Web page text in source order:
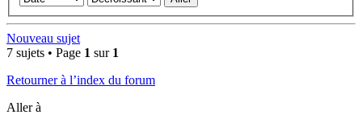
Nouveau sujet
7 sujets • Page 1 sur 1
Retourner à l’index du forum
Aller à